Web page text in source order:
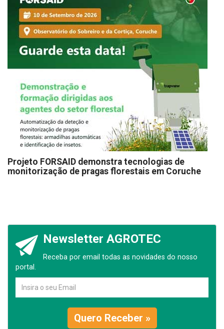
Projeto FORSAID demonstra tecnologias de
monitorização de pragas florestais em Coruche
Newsletter AGROTEC
Receba por email todas as novidades do nosso
portal.
Quero Receber »